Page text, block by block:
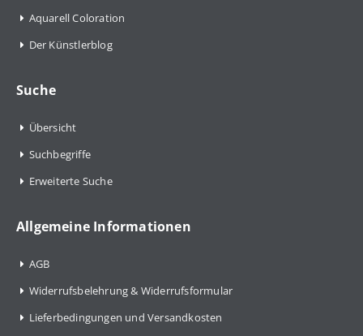
Aquarell Coloration
Der Künstlerblog
Suche
Übersicht
Suchbegriffe
Erweiterte Suche
Allgemeine Informationen
AGB
Widerrufsbelehrung & Widerrufsformular
Lieferbedingungen und Versandkosten